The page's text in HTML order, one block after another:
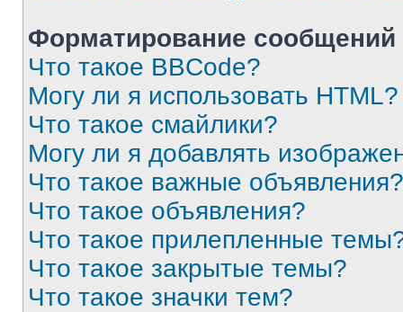
Форматирование
Что такое BBCode?
Могу ли я использовать HTML?
Что такое смайлики?
Могу ли я добавлять
Что такое важные объявления?
Что такое объявления?
Что такое прилепленные
Что такое закрытые темы?
Что такое значки тем?